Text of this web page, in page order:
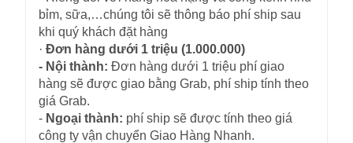
bỉm, sữa,…chúng tôi sẽ thông báo phí ship sau
khi quý khách đặt hàng
· Đơn hàng dưới 1 triệu (1.000.000)
- Nội thành: Đơn hàng dưới 1 triệu phí giao
hàng sẽ được giao bằng Grab, phí ship tính theo
giá Grab.
- Ngoại thành: phí ship sẽ được tính theo giá
công ty vận chuyển Giao Hàng Nhanh.